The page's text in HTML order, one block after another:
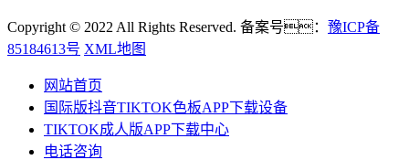
Copyright © 2022 All Rights Reserved. 备案号： 豫ICP备
85184613号 XML地图
网站首页
国际版抖音TIKTOK色板APP下载设备
TIKTOK成人版APP下载中心
电话咨询